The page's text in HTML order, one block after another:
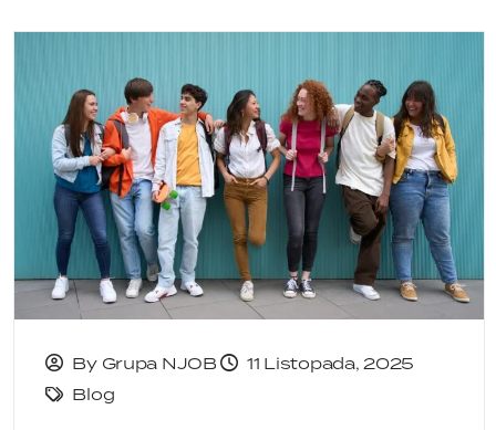
By Grupa NJOB
11 Listopada, 2025
Blog